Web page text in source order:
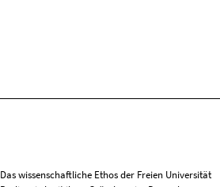
Das wissenschaftliche Ethos der Freien Universität